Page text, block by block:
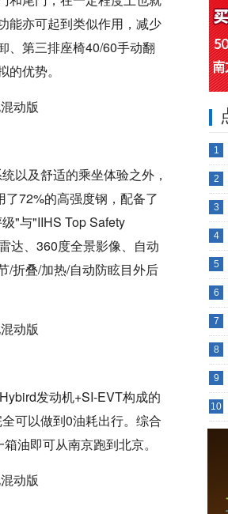
能亦可起到类似作用，减少
、第三排座椅40/60手动翻
优势。
以及舒适的乘坐体验之外，
72%的高强度钢，配备了
"与"IIHS Top Safety
达、360度全景影像、自动
/折叠/加热/自动防眩目外后
发动机+SI-EVT构成的
可以做到0油耗出行。综合
油即可从南京跑到北京。
1
2
3
4
5
6
7
8
9
10